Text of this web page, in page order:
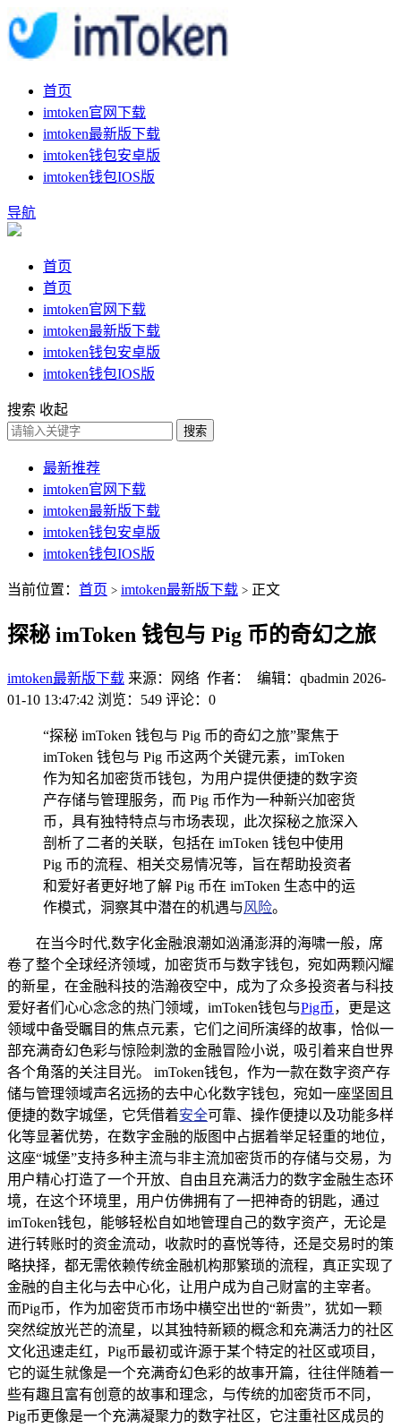
首页
imtoken官网下载
imtoken最新版下载
imtoken钱包安卓版
imtoken钱包IOS版
导航
首页
首页
imtoken官网下载
imtoken最新版下载
imtoken钱包安卓版
imtoken钱包IOS版
搜索 收起
搜索
最新推荐
imtoken官网下载
imtoken最新版下载
imtoken钱包安卓版
imtoken钱包IOS版
当前位置： 首页 > imtoken最新版下载 > 正文
探秘 imToken 钱包与 Pig 币的奇幻之旅
imtoken最新版下载 来源：网络 作者： 编辑：qbadmin 2026-
01-10 13:47:42 浏览：549 评论：0
“探秘 imToken 钱包与 Pig 币的奇幻之旅”聚焦于
imToken 钱包与 Pig 币这两个关键元素，imToken
作为知名加密货币钱包，为用户提供便捷的数字资
产存储与管理服务，而 Pig 币作为一种新兴加密货
币，具有独特特点与市场表现，此次探秘之旅深入
剖析了二者的关联，包括在 imToken 钱包中使用
Pig 币的流程、相关交易情况等，旨在帮助投资者
和爱好者更好地了解 Pig 币在 imToken 生态中的运
作模式，洞察其中潜在的机遇与风险。
在当今时代,数字化金融浪潮如汹涌澎湃的海啸一般，席
卷了整个全球经济领域，加密货币与数字钱包，宛如两颗闪耀
的新星，在金融科技的浩瀚夜空中，成为了众多投资者与科技
爱好者们心心念念的热门领域，imToken钱包与Pig币 ，更是这
领域中备受瞩目的焦点元素，它们之间所演绎的故事，恰似一
部充满奇幻色彩与惊险刺激的金融冒险小说，吸引着来自世界
各个角落的关注目光。 imToken钱包，作为一款在数字资产存
储与管理领域声名远扬的去中心化数字钱包，宛如一座坚固且
便捷的数字城堡，它凭借着安全可靠、操作便捷以及功能多样
化等显著优势，在数字金融的版图中占据着举足轻重的地位，
这座“城堡”支持多种主流与非主流加密货币的存储与交易，为
用户精心打造了一个开放、自由且充满活力的数字金融生态环
境，在这个环境里，用户仿佛拥有了一把神奇的钥匙，通过
imToken钱包，能够轻松自如地管理自己的数字资产，无论是
进行转账时的资金流动，收款时的喜悦等待，还是交易时的策
略抉择，都无需依赖传统金融机构那繁琐的流程，真正实现了
金融的自主化与去中心化，让用户成为自己财富的主宰者。
而Pig币，作为加密货币市场中横空出世的“新贵”，犹如一颗
突然绽放光芒的流星，以其独特新颖的概念和充满活力的社区
文化迅速走红，Pig币最初或许源于某个特定的社区或项目，
它的诞生就像是一个充满奇幻色彩的故事开篇，往往伴随着一
些有趣且富有创意的故事和理念，与传统的加密货币不同，
Pig币更像是一个充满凝聚力的数字社区，它注重社区成员的